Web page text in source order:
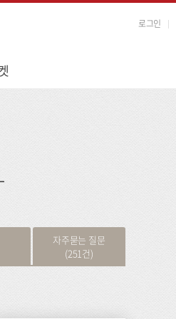
로그인
자주묻는 질문
(251건)